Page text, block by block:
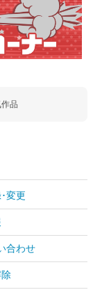
品
変更
合わせ